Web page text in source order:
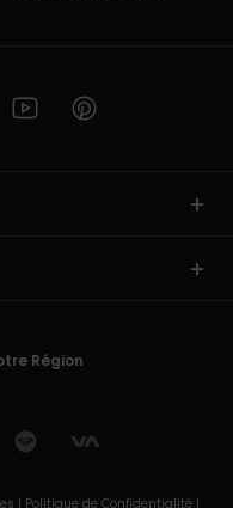
Région
| Politique de Confidentialité |